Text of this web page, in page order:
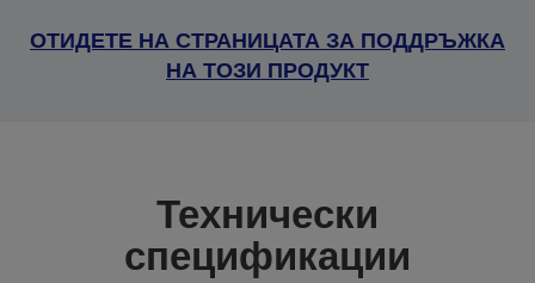
ОТИДЕТЕ НА СТРАНИЦАТА ЗА ПОДДРЪЖКА
НА ТОЗИ ПРОДУКТ
Технически
спецификации